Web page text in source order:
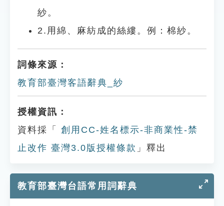
紗。
2.用綿、麻紡成的絲縷。例：棉紗。
詞條來源：
教育部臺灣客語辭典_紗
授權資訊：
資料採「
創用CC-姓名標示-非商業性-禁
止改作 臺灣3.0版授權條款 」釋出
教育部臺灣台語常用詞辭典